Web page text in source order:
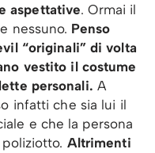
aspettative. Ormai il
nessuno. Penso
“originali” di volta
vestito il costume
personali. A
infatti che sia lui il
e che la persona
Altrimenti